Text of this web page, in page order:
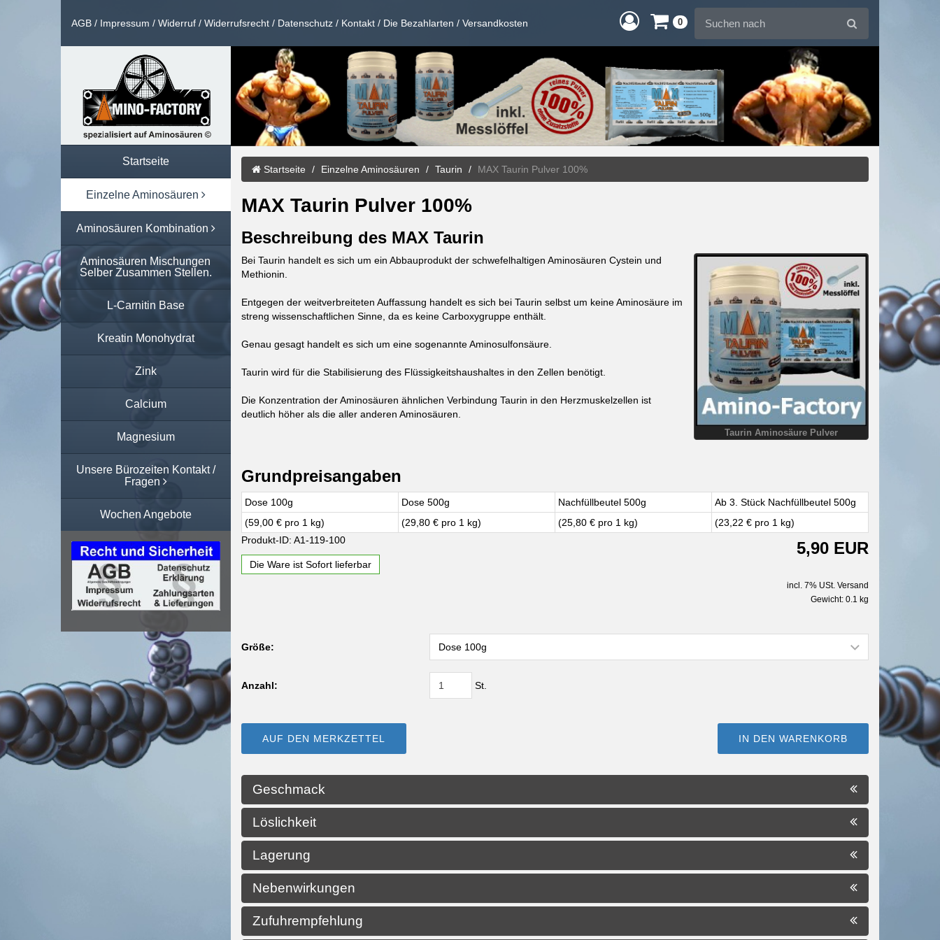
AGB / Impressum / Widerruf / Widerrufsrecht / Datenschutz / Kontakt / Die Bezahlarten / Versandkosten 0
Startseite
Einzelne Aminosäuren
Aminosäuren Kombination
Aminosäuren Mischungen
Selber Zusammen Stellen.
L-Carnitin Base
Kreatin Monohydrat
Zink
Calcium
Magnesium
Unsere Bürozeiten Kontakt /
Fragen
Wochen Angebote
Startseite Einzelne Aminosäuren Taurin MAX Taurin Pulver 100%
MAX Taurin Pulver 100%
Beschreibung des MAX Taurin
Taurin Aminosäure Pulver
Bei Taurin handelt es sich um ein Abbauprodukt der schwefelhaltigen Aminosäuren Cystein und
Methionin.
Entgegen der weitverbreiteten Auffassung handelt es sich bei Taurin selbst um keine Aminosäure im
streng wissenschaftlichen Sinne, da es keine Carboxygruppe enthält.
Genau gesagt handelt es sich um eine sogenannte Aminosulfonsäure.
Taurin wird für die Stabilisierung des Flüssigkeitshaushaltes in den Zellen benötigt.
Die Konzentration der Aminosäuren ähnlichen Verbindung Taurin in den Herzmuskelzellen ist
deutlich höher als die aller anderen Aminosäuren.
Grundpreisangaben
Dose 100g Dose 500g Nachfüllbeutel 500g
Ab 3. Stück Nachfüllbeutel 500g
(59,00 € pro 1 kg)
(29,80 € pro 1 kg) (25,80 € pro 1 kg)
(23,22 € pro 1 kg)
Produkt-ID: A1-119-100
Die Ware ist Sofort lieferbar
5,90 EUR
incl. 7% USt. Versand
Gewicht: 0.1 kg
Größe:
Anzahl: St.
IN DEN WARENKORB
AUF DEN MERKZETTEL
Geschmack
Löslichkeit
Lagerung
Nebenwirkungen
Zufuhrempfehlung